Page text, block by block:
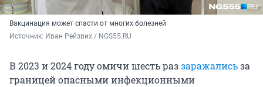
Вакцинация может спасти от многих болезней
Источник: Иван Рейзвих / NGS55.RU
В 2023 и 2024 году омичи шесть раззаражалисьза
границей опасными инфекционными